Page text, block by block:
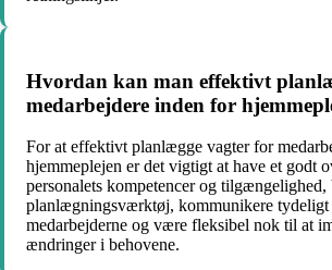
Hvordan kan man effektivt
medarbejdere inden for
For at effektivt planlægge vagter for
hjemmeplejen er det vigtigt at have et godt
personalets kompetencer og tilgængelighed,
planlægningsværktøj, kommunikere tydeligt
medarbejderne og være fleksibel nok til at
ændringer i behovene.